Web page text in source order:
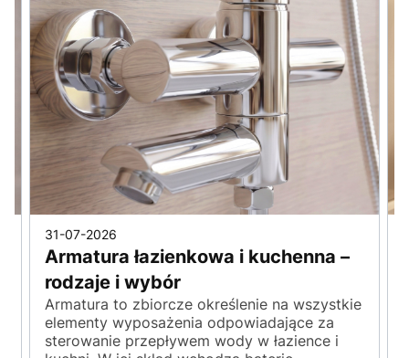
31-07-2026
Armatura łazienkowa i kuchenna –
rodzaje i wybór
Armatura to zbiorcze określenie na wszystkie
elementy wyposażenia odpowiadające za
sterowanie przepływem wody w łazience i